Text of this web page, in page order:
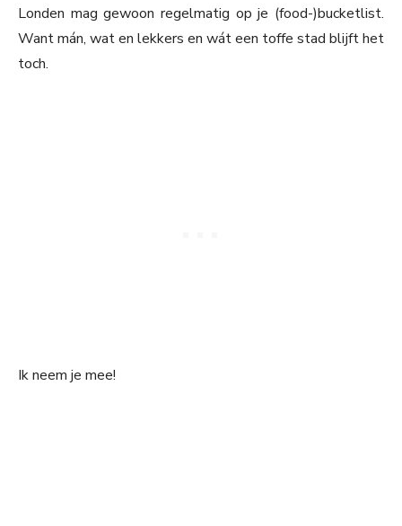
Londen mag gewoon regelmatig op je (food-)bucketlist.
Want mán, wat en lekkers en wát een toffe stad blijft het
toch.
Ik neem je mee!